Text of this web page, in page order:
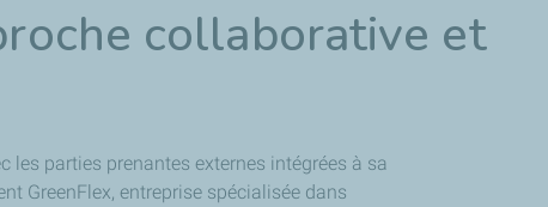
collaborative et
les parties prenantes externes intégrées à sa
GreenFlex, entreprise spécialisée dans